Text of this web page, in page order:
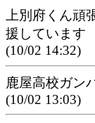
上別府くん頑
援しています
(10/02 14:32)
鹿屋高校ガン
(10/02 13:03)